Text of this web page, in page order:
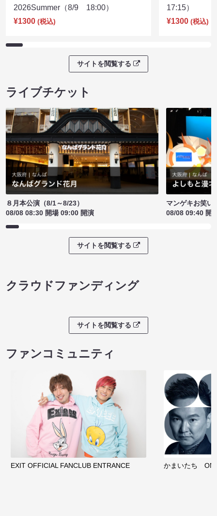
2026Summer（8/9 18:00）
¥1300 (税込)
17:15）
¥1300 (税込)
サイトを閲覧する
ライブチケット
８月本公演（8/1～8/23）
08/08 08:30 開場 09:00 開演
マンゲキお笑い
08/08 09:40 開
サイトを閲覧する
クラウドファンディング
サイトを閲覧する
ファンコミュニティ
EXIT OFFICIAL FANCLUB ENTRANCE かまいたち